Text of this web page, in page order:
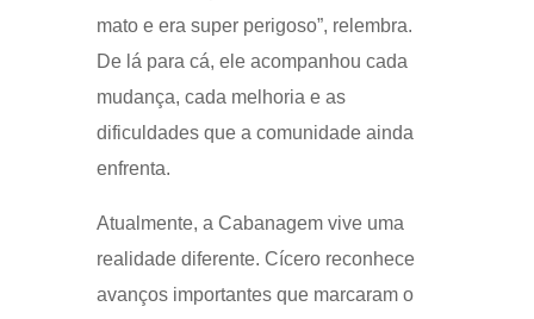
mato e era super perigoso”, relembra.
De lá para cá, ele acompanhou cada
mudança, cada melhoria e as
dificuldades que a comunidade ainda
enfrenta.
Atualmente, a Cabanagem vive uma
realidade diferente. Cícero reconhece
avanços importantes que marcaram o